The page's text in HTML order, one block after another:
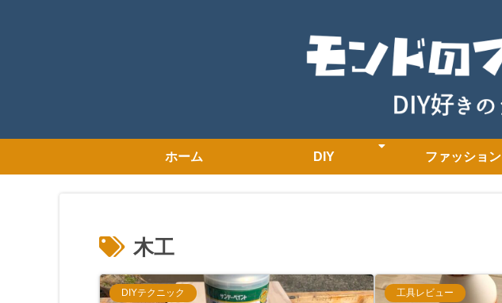
ホーム DIY ファッション
木工
DIYテクニック 工具レビュー